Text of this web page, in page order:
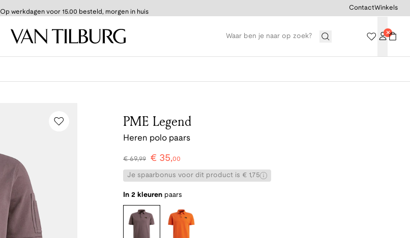
Op werkdagen voor 15.00 besteld, morgen in huis
ContactWinkels
PME Legend
Heren polo paars
€69,99 € 35,00
Je spaarbonus voor dit product is € 1,75
In 2 kleuren paars